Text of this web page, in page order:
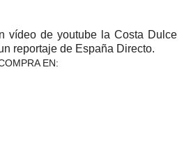
vídeo de youtube la Costa Dulce
reportaje de España Directo.
EN: